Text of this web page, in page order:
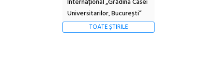
Universitarilor, București”
TOATE ȘTIRILE